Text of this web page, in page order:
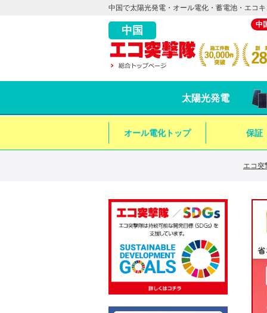
中国で太陽光発電・オール電化・蓄電池・エコ
中国 中
太陽光発電
オール電化トップ 保証
エコ突